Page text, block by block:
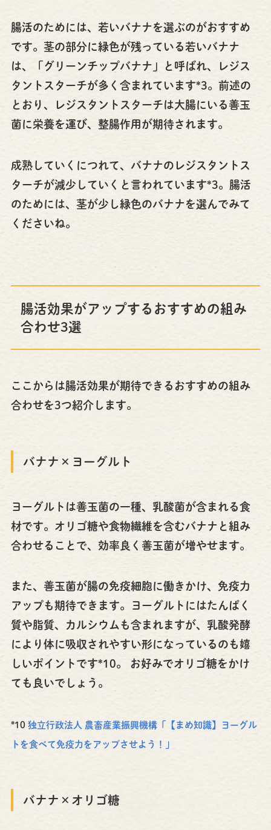
腸活のためには、若いバナナを選ぶのがおすすめ
です。茎の部分に緑色が残っている若いバナナ
は、「グリーンチップバナナ」と呼ばれ、レジス
タントスターチが多く含まれています*3。前述の
とおり、レジスタントスターチは大腸にいる善玉
菌に栄養を運び、整腸作用が期待されます。
成熟していくにつれて、バナナのレジスタントス
ターチが減少していくと言われています*3。腸活
のためには、茎が少し緑色のバナナを選んでみて
くださいね。
腸活効果がアップするおすすめの組み
合わせ3選
ここからは腸活効果が期待できるおすすめの組み
合わせを3つ紹介します。
バナナ×ヨーグルト
ヨーグルトは善玉菌の一種、乳酸菌が含まれる食
材です。オリゴ糖や食物繊維を含むバナナと組み
合わせることで、効率良く善玉菌が増やせます。
また、善玉菌が腸の免疫細胞に働きかけ、免疫力
アップも期待できます。ヨーグルトにはたんぱく
質や脂質、カルシウムも含まれますが、乳酸発酵
により体に吸収されやすい形になっているのも嬉
しいポイントです*10。 お好みでオリゴ糖をかけ
ても良いでしょう。
*10 独立行政法人 農畜産業振興機構「【まめ知識】ヨーグル
トを食べて免疫力をアップさせよう！」
バナナ×オリゴ糖